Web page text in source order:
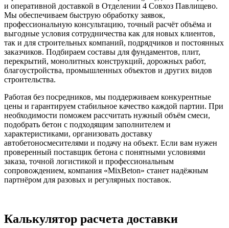
и оперативной доставкой в Отделении 4 Совхоз Павлищево.
Мы обеспечиваем быструю обработку заявок,
профессиональную консультацию, точный расчёт объёма и
выгодные условия сотрудничества как для новых клиентов,
так и для строительных компаний, подрядчиков и постоянных
заказчиков. Подбираем составы для фундаментов, плит,
перекрытий, монолитных конструкций, дорожных работ,
благоустройства, промышленных объектов и других видов
строительства.
Работая без посредников, мы поддерживаем конкурентные
цены и гарантируем стабильное качество каждой партии. При
необходимости поможем рассчитать нужный объём смеси,
подобрать бетон с подходящим заполнителем и
характеристиками, организовать доставку
автобетоносмесителями и подачу на объект. Если вам нужен
проверенный поставщик бетона с понятными условиями
заказа, точной логистикой и профессиональным
сопровождением, компания «MixBeton» станет надёжным
партнёром для разовых и регулярных поставок.
Калькулятор расчета доставки